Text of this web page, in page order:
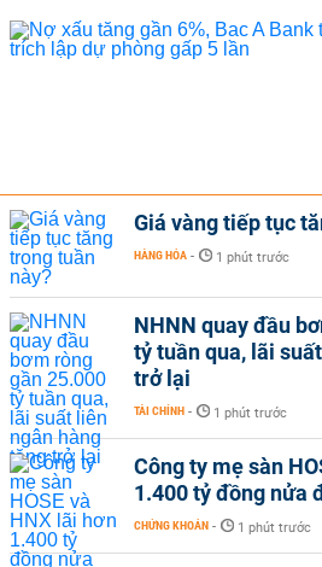
Giá vàng tiếp tục
HÀNG HÓA - 1 phút trước
NHNN quay đầu
tỷ tuần qua, lãi
trở lại
TÀI CHÍNH - 1 phút trước
Công ty mẹ sàn
1.400 tỷ đồng nửa
CHỨNG KHOÁN - 1 phút trước